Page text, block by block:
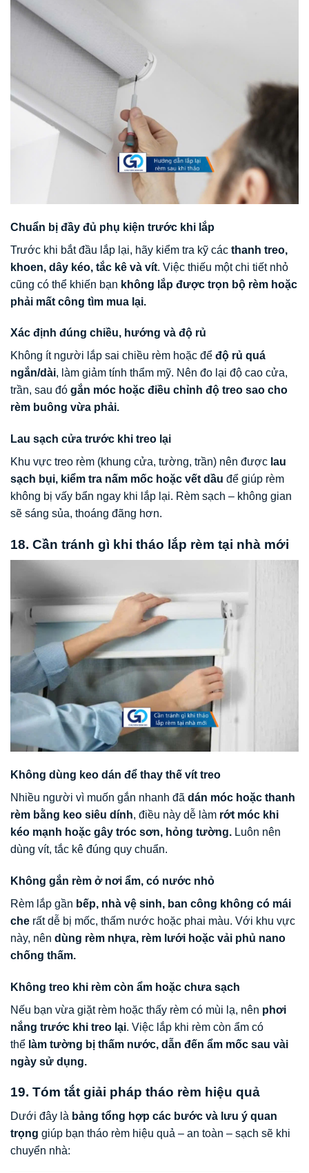
Chuẩn bị đầy đủ phụ kiện trước khi lắp
Trước khi bắt đầu lắp lại, hãy kiểm tra kỹ các thanh treo,
khoen, dây kéo, tắc kê và vít. Việc thiếu một chi tiết nhỏ
cũng có thể khiến bạn không lắp được trọn bộ rèm hoặc
phải mất công tìm mua lại.
Xác định đúng chiều, hướng và độ rủ
Không ít người lắp sai chiều rèm hoặc để độ rủ quá
ngắn/dài, làm giảm tính thẩm mỹ. Nên đo lại độ cao cửa,
trần, sau đó gắn móc hoặc điều chỉnh độ treo sao cho
rèm buông vừa phải.
Lau sạch cửa trước khi treo lại
Khu vực treo rèm (khung cửa, tường, trần) nên được lau
sạch bụi, kiểm tra nấm mốc hoặc vết dầu để giúp rèm
không bị vấy bẩn ngay khi lắp lại. Rèm sạch – không gian
sẽ sáng sủa, thoáng đãng hơn.
18. Cần tránh gì khi tháo lắp rèm tại nhà mới
Không dùng keo dán để thay thế vít treo
Nhiều người vì muốn gắn nhanh đã dán móc hoặc thanh
rèm bằng keo siêu dính, điều này dễ làm rớt móc khi
kéo mạnh hoặc gây tróc sơn, hỏng tường. Luôn nên
dùng vít, tắc kê đúng quy chuẩn.
Không gắn rèm ở nơi ẩm, có nước nhỏ
Rèm lắp gần bếp, nhà vệ sinh, ban công không có mái
che rất dễ bị mốc, thấm nước hoặc phai màu. Với khu vực
này, nên dùng rèm nhựa, rèm lưới hoặc vải phủ nano
chống thấm.
Không treo khi rèm còn ẩm hoặc chưa sạch
Nếu bạn vừa giặt rèm hoặc thấy rèm có mùi lạ, nên phơi
nắng trước khi treo lại. Việc lắp khi rèm còn ẩm có
thể làm tường bị thấm nước, dẫn đến ẩm mốc sau vài
ngày sử dụng.
19. Tóm tắt giải pháp tháo rèm hiệu quả
Dưới đây là bảng tổng hợp các bước và lưu ý quan
trọng giúp bạn tháo rèm hiệu quả – an toàn – sạch sẽ khi
chuyển nhà: